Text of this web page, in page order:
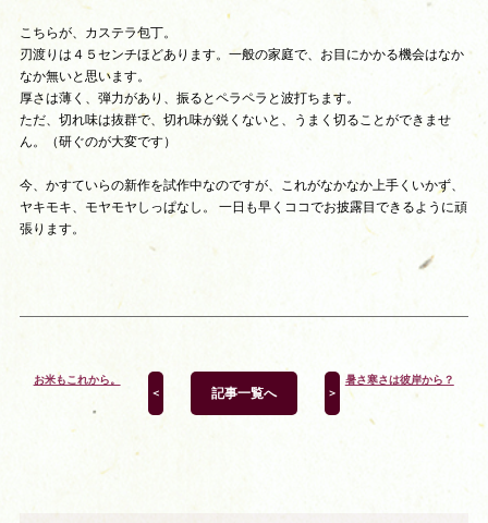
こちらが、カステラ包丁。
刃渡りは４５センチほどあります。一般の家庭で、お目にかかる機会はなか
なか無いと思います。
厚さは薄く、弾力があり、振るとペラペラと波打ちます。
ただ、切れ味は抜群で、切れ味が鋭くないと、うまく切ることができませ
ん。（研ぐのが大変です）
今、かすていらの新作を試作中なのですが、これがなかなか上手くいかず、
ヤキモキ、モヤモヤしっぱなし。 一日も早くココでお披露目できるように頑
張ります。
お米もこれから。
＜
記事一覧へ ＞
暑さ寒さは彼岸から？